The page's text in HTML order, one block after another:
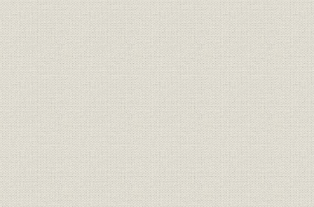
なぜかNTVだけに
朝毎共同作戦
設立準備の苦労
待ちかねた予備免許
はじめて知ったテレビの威力
III. OTV時代 1955年(昭30)~1959年(昭34)
1. OTV開局に向けて